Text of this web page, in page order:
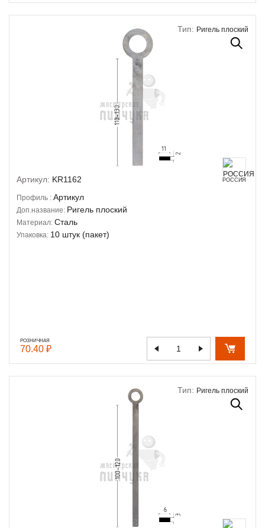
Тип: Ригель плоский
Артикул: KR1162 РОССИЯ
Профиль : Артикул
Доп.название: Ригель плоский
Материал: Сталь
Упаковка: 10 штук (пакет)
РОЗНИЧНАЯ
70.40 ₽
Тип: Ригель плоский